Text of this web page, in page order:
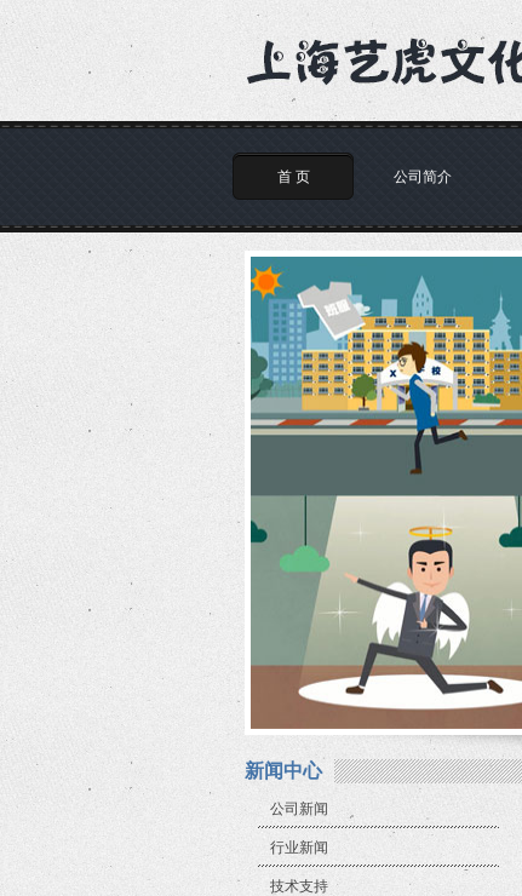
首 页 公司简介
新闻中心
公司新闻
行业新闻
技术支持